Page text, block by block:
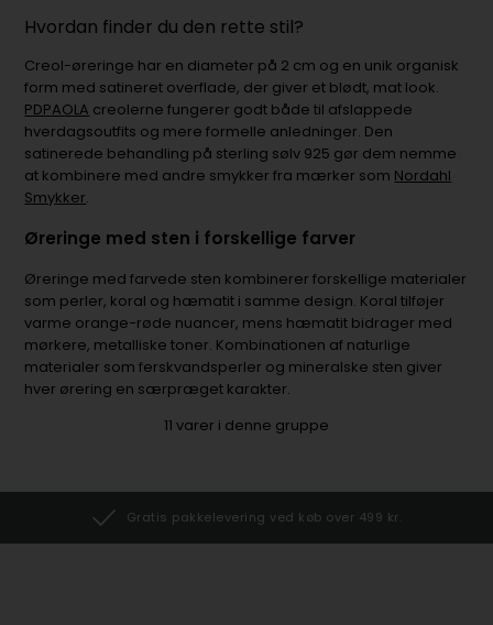
Hvordan finder du den rette stil?
Creol-øreringe har en diameter på 2 cm og en unik organisk
form med satineret overflade, der giver et blødt, mat look.
PDPAOLA creolerne fungerer godt både til afslappede
hverdagsoutfits og mere formelle anledninger. Den
satinerede behandling på sterling sølv 925 gør dem nemme
at kombinere med andre smykker fra mærker som Nordahl
Smykker.
Øreringe med sten i forskellige farver
Øreringe med farvede sten kombinerer forskellige materialer
som perler, koral og hæmatit i samme design. Koral tilføjer
varme orange-røde nuancer, mens hæmatit bidrager med
mørkere, metalliske toner. Kombinationen af naturlige
materialer som ferskvandsperler og mineralske sten giver
hver ørering en særpræget karakter.
11 varer i denne gruppe
Gratis pakkelevering ved køb over 499 kr.